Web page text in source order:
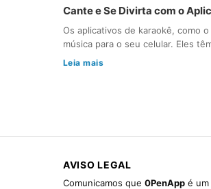
Cante e Se Divirta com o
Os aplicativos de karaokê, como
música para o seu celular. Eles
Leia mais
AVISO LEGAL
Comunicamos que 0PenApp é